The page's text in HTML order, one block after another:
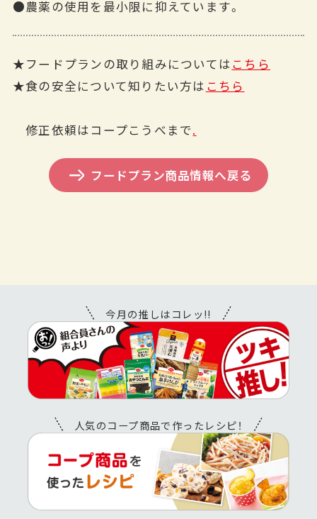
●農薬の使用を最小限に抑えています。
★フードプランの取り組みについては こちら
★食の安全について知りたい方は こちら
修正依頼はコープこうべまで.
フードプラン商品情報へ戻る
人気のコープ商品で作ったレシピ！
今月の推しはコレッ!!